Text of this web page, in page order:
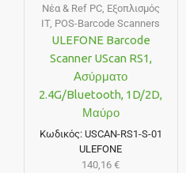
Νέα & Ref PC, Εξοπλισμός
IT, POS-Barcode Scanners
ULEFONE Barcode
Scanner UScan RS1,
Ασύρματο
2.4G/Bluetooth, 1D/2D,
Μαύρο
Κωδικός: USCAN-RS1-S-01
ULEFONE
140,16€